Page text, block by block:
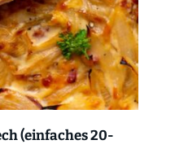
(einfaches 20-